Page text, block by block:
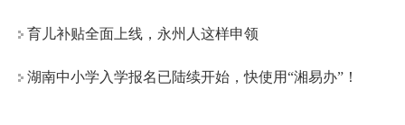
育儿补贴全面上线，永州人这样申领
湖南中小学入学报名已陆续开始，快使用“湘易办”！